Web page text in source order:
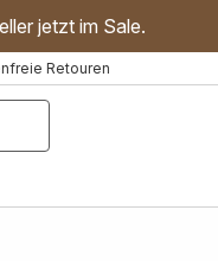
jetzt im Sale.
Retouren